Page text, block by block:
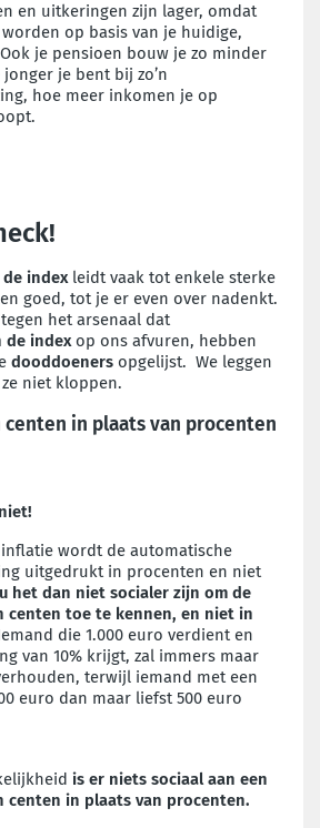
en uitkeringen zijn lager, omdat
op basis van je huidige,
je pensioen bouw je zo minder
je bent bij zo’n
hoe meer inkomen je op
indexleidt vaak tot enkele sterke
goed, tot je er even over nadenkt.
het arsenaal dat
de indexop ons afvuren, hebben
dooddoeners opgelijst. We leggen
niet kloppen.
centen in plaats van procenten
inflatie wordt de automatische
uitgedrukt in procenten en niet
het dan niet socialer zijn om de
centen toe te kennen, en niet in
die 1.000 euro verdient en
van 10% krijgt, zal immers maar
terwijl iemand met een
euro dan maar liefst 500 euro
is er niets sociaal aan een
centen in plaats van procenten.